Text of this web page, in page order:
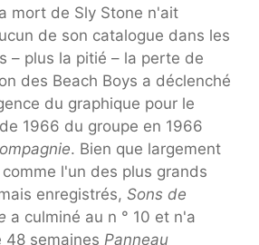
mort de Sly Stone n'ait
de son catalogue dans les
– plus la pitié – la perte de
des Beach Boys a déclenché
du graphique pour le
1966 du groupe en 1966
. Bien que largement
l'un des plus grands
enregistrés, Sons de
a culminé au n ° 10 et n'a
48 semaines Panneau